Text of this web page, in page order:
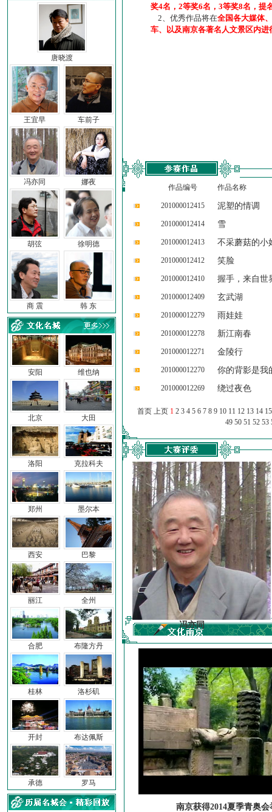
唐晓渡
王宜早 车前子
冯亦同 娜夜
胡弦 徐明德
商 震 韩 东
安阳
北京
洛阳
郑州
西安
丽江
合肥
桂林
开封
承德
维也纳
大田
克拉科夫
墨尔本
巴黎
全州
布隆方丹
洛杉矶
布达佩斯
罗马
奖4名，2等奖6名，3等奖8名，提
2、优秀作品将在全国各大媒体
车、以及南京各著名人文景区内进
作品编号 作品名称
201000012415 泥塑的情调
201000012414 雪
201000012413 不采蘑菇的小
201000012412 笑脸
201000012410 握手，来自世
201000012409 玄武湖
201000012279 雨娃娃
201000012278 新江南春
201000012271 金陵行
201000012270 你的背影是我
201000012269 绕过夜色
首页 上页 1 2 3 4 5 6 7 8 9 10 11 12 13 14 15
49 50 51 52 53
前子 冯亦同
南京获得2014夏季青奥会